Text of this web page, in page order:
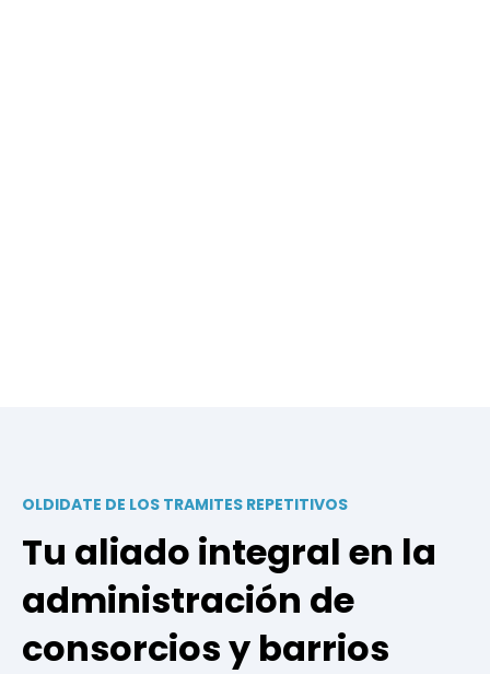
OLDIDATE DE LOS TRAMITES REPETITIVOS
Tu aliado integral en la
administración de
consorcios y barrios